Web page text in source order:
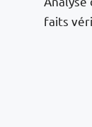
faits